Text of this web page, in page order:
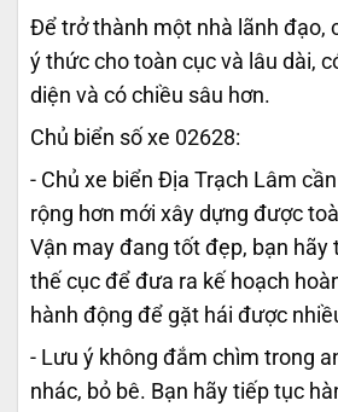
Để trở thành một nhà lãnh đạo,
ý thức cho toàn cục và lâu dài,
diện và có chiều sâu hơn.
Chủ biển số xe 02628:
- Chủ xe biển Địa Trạch Lâm
rộng hơn mới xây dựng được
Vận may đang tốt đẹp, bạn hãy
thế cục để đưa ra kế hoạch
hành động để gặt hái được
- Lưu ý không đắm chìm trong
nhác, bỏ bê. Bạn hãy tiếp tục